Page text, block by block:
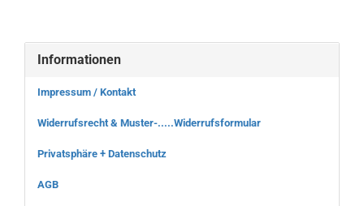
Informationen
Impressum / Kontakt
Widerrufsrecht & Muster-.....Widerrufsformular
Privatsphäre + Datenschutz
AGB